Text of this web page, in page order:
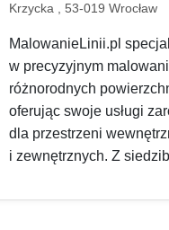
Krzycka , 53-019 Wrocław
MalowanieLinii.pl
w precyzyjnym
różnorodnych
oferując swoje usługi
dla przestrzeni
i zewnętrznych. Z